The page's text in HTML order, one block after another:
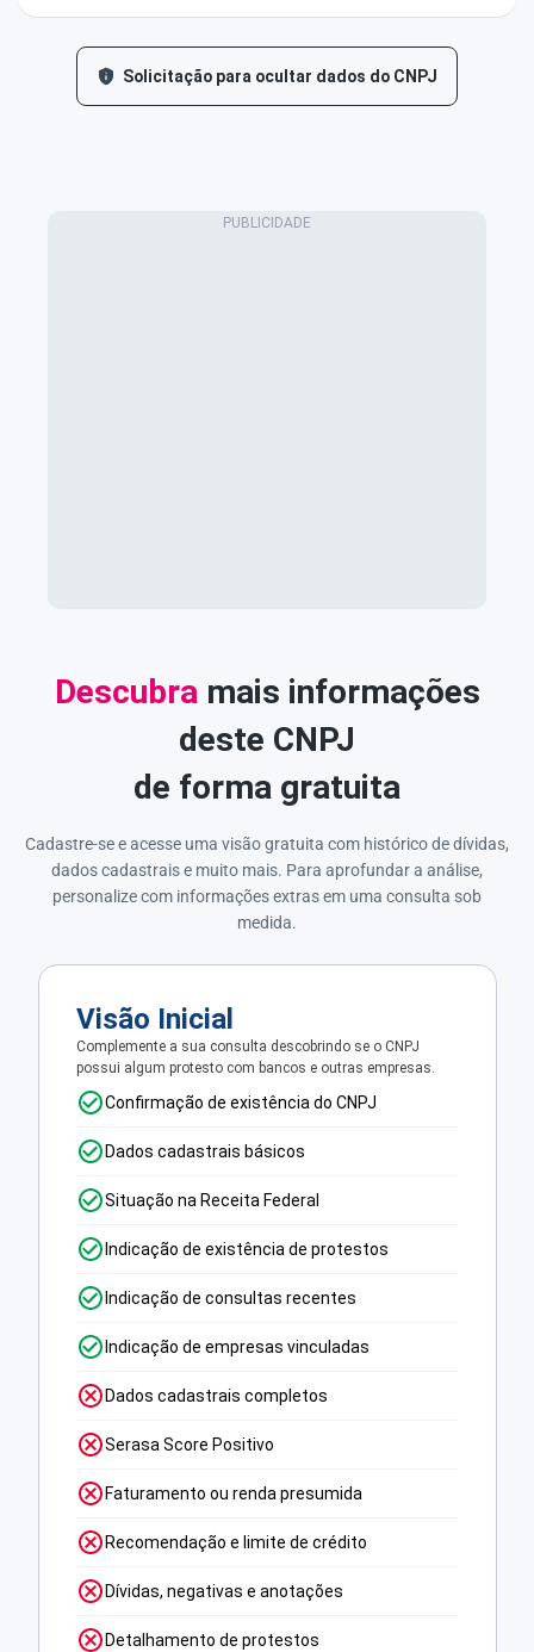
Solicitação para ocultar dados do CNPJ
Descubra mais informações
deste CNPJ
de forma gratuita
Cadastre-se e acesse uma visão gratuita com histórico de dívidas,
dados cadastrais e muito mais. Para aprofundar a análise,
personalize com informações extras em uma consulta sob
medida.
Visão Inicial
Complemente a sua consulta descobrindo se o CNPJ
possui algum protesto com bancos e outras empresas.
Confirmação de existência do CNPJ
Dados cadastrais básicos
Situação na Receita Federal
Indicação de existência de protestos
Indicação de consultas recentes
Indicação de empresas vinculadas
Dados cadastrais completos
Serasa Score Positivo
Faturamento ou renda presumida
Recomendação e limite de crédito
Dívidas, negativas e anotações
Detalhamento de protestos